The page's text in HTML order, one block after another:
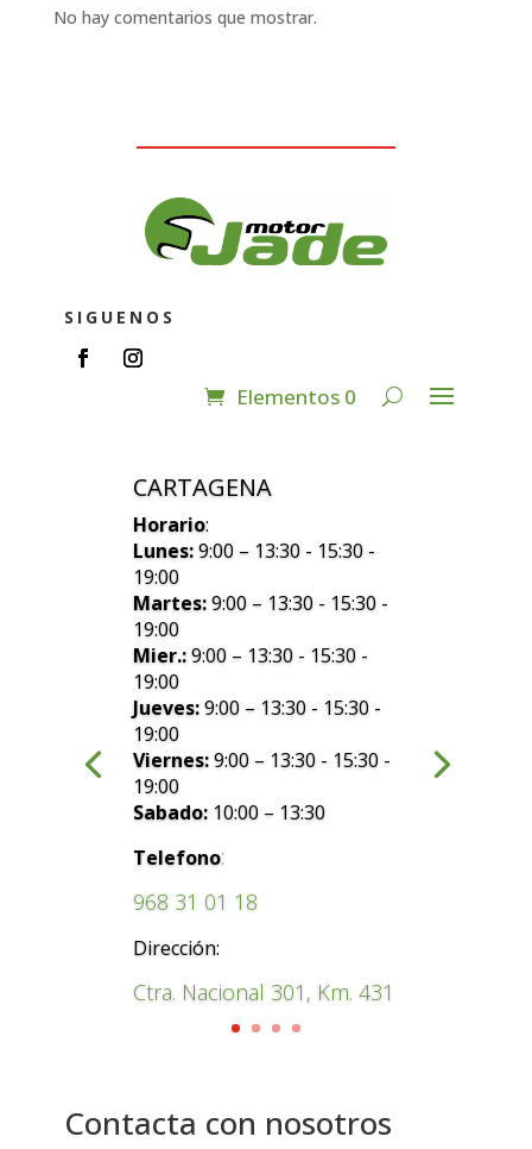
No hay comentarios que mostrar.
SIGUENOS
Elementos 0
CARTAGENA
Horario:
Lunes:9:00 – 13:30 - 15:30 -
19:00
Martes:9:00 – 13:30 - 15:30 -
19:00
Mier.:9:00 – 13:30 - 15:30 -
19:00
Jueves:9:00 – 13:30 - 15:30 -
19:00
Viernes:9:00 – 13:30 - 15:30 -
19:00
Sabado: 10:00 – 13:30
Telefono:
968 31 01 18
Dirección:
Ctra. Nacional 301, Km. 431
Contacta con nosotros